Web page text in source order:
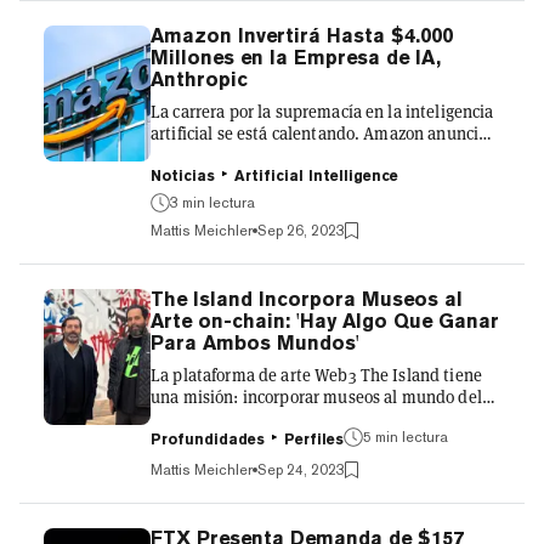
efectiva de su defensa". Señalando que "el
tribunal ha reconocido previamente que
comprende las dificultades de preparar un
caso complejo para el juicio", explicaron que el
acceso limitado a las...
Amazon Invertirá Hasta $4.000
Millones en la Empresa de IA,
Anthropic
La carrera por la supremacía en la inteligencia
artificial se está calentando. Amazon anunció
de millones de dólares en Anthropic, la
empresa de IA que lanzó el chatbot Claude 2.
La plataforma de comercio electrónico primero
inyectará $1.25 mil millones, manteniendo la
opción de aumentar su inversión hasta $4 mil
millones. Esta estrategia posiciona a Amazon
para enfrentarse a sus rivales como Microsoft,
Meta, Google y Nvidia en el floreciente campo
d...
Noticias
Artificial Intelligence
3 min lectura
Mattis Meichler Sep 26, 2023
The Island Incorpora Museos al
Arte on-chain: 'Hay Algo Que Ganar
Para Ambos Mundos'
La plataforma de arte Web3 The Island tiene
una misión: incorporar museos al mundo del
fundadores Marcin Wiszniewski y Sébastien
Montabonel, la comisión inaugural de The
Island es una serie de 60 piezas de "arte on-
chain" creadas por el aclamado artista
internacional Stefan Brüggemann. La serie se
Profundidades Perfiles
5 min lectura
Mattis Meichler Sep 24, 2023
FTX Presenta Demanda de $157